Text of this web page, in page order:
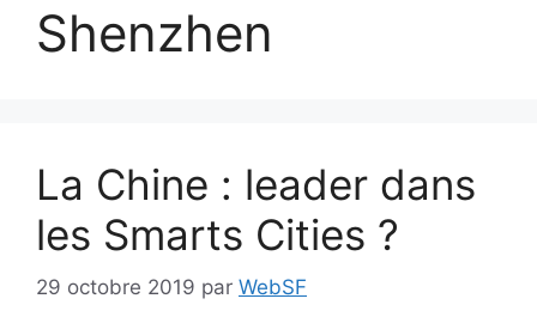
Shenzhen
La Chine : leader dans
les Smarts Cities ?
29 octobre 2019 par WebSF